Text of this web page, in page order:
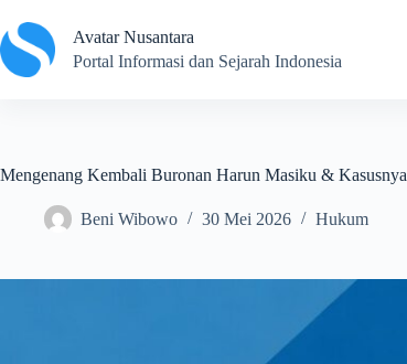
to
content
Avatar Nusantara
Portal Informasi dan Sejarah Indonesia
Mengenang Kembali Buronan Harun Masiku & Kasusnya
Beni Wibowo 30 Mei 2026 Hukum